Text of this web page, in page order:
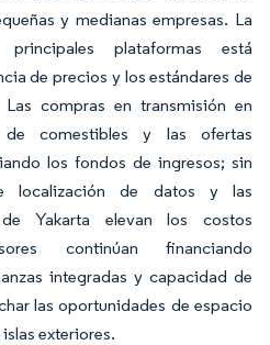
y medianas empresas. La
plataformas está
de precios y los estándares de
compras en transmisión en
comestibles y las ofertas
los fondos de ingresos; sin
localización de datos y las
Yakarta elevan los costos
continúan financiando
integradas y capacidad de
las oportunidades de espacio
exteriores.